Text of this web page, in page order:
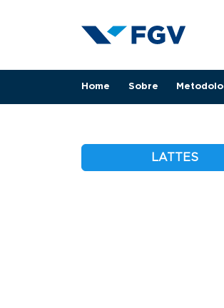
Navegação
Home Sobre
LATTES